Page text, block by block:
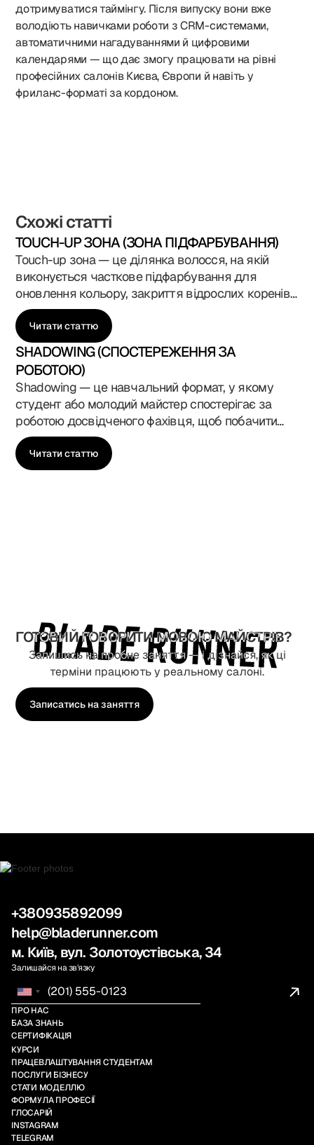
дотримуватися таймінгу. Після випуску вони вже
володіють навичками роботи з CRM-системами,
автоматичними нагадуваннями й цифровими
календарями — що дає змогу працювати на рівні
професійних салонів Києва, Європи й навіть у
фриланс-форматі за кордоном.
Схожі статті
TOUCH-UP ЗОНА (ЗОНА ПІДФАРБУВАННЯ)
Touch-up зона — це ділянка волосся, на якій
виконується часткове підфарбування для
оновлення кольору, закриття відрослих коренів
або корекції відтінку без повного фарбування. У
Blade Runner Academy у Києві ця тема входить
до навчальної програми курсів колориста,
перукаря та стиліста, адже професійна робота з
touch-up зоною — одна з найважливіших
навичок у сучасному салоні. Вона показує
точність майстра, розуміння росту волосся,
роботи з пігментом і поведінки кольору в часі.
Читати статтю
SHADOWING (СПОСТЕРЕЖЕННЯ ЗА
РОБОТОЮ)
Shadowing — це навчальний формат, у якому
студент або молодий майстер спостерігає за
роботою досвідченого фахівця, щоб побачити
його техніку, логіку дій, комунікацію з клієнтом і
роботу в реальних умовах салону. У Blade
Runner Academy у Києві shadowing є важливою
Читати статтю
ГОТОВИЙ ГОВОРИТИ МОВОЮ МАЙСТРІВ?
Запишись на пробне заняття — і дізнайся, як ці
терміни працюють у реальному салоні.
Записатись на заняття
+380935892099
help@bladerunner.com
м. Київ, вул. Золотоустівська, 34
Залишайся на звʼязку
ПРО НАС
БАЗА ЗНАНЬ
СЕРТИФІКАЦІЯ
КУРСИ
ПРАЦЕВЛАШТУВАННЯ СТУДЕНТАМ
ПОСЛУГИ БІЗНЕСУ
СТАТИ МОДЕЛЛЮ
ФОРМУЛА ПРОФЕСІЇ
ГЛОСАРІЙ
INSTAGRAM
TELEGRAM